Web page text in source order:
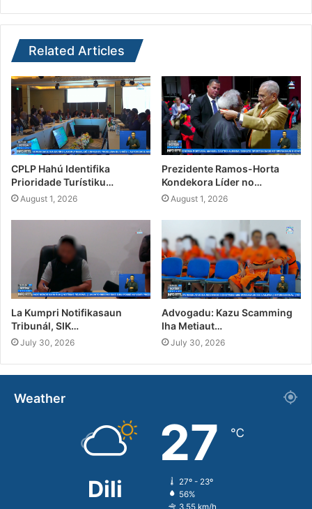
Related Articles
CPLP Hahú Identifika
Prioridade Turístiku…
August 1, 2026
Prezidente Ramos-Horta
Kondekora Líder no…
August 1, 2026
La Kumpri Notifikasaun
Tribunál, SIK…
July 30, 2026
Advogadu: Kazu Scamming
Iha Metiaut…
July 30, 2026
Weather
Dili
27 ℃
27º - 23º
56%
3.55 km/h